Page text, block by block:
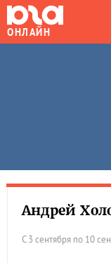
ОНЛАЙН
Андрей
С 3 сентября по 10